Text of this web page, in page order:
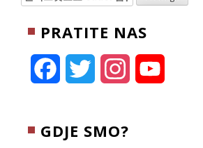
PRATITE NAS
c
i
GDJE SMO?